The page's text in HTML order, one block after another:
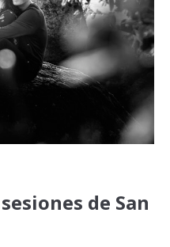
de San